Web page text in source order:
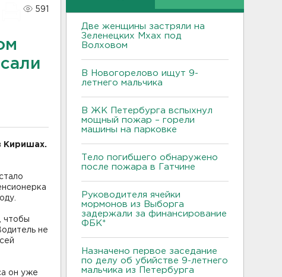
591
Киришах.
чтобы
не
он уже
Две женщины застряли на
Зеленецких Мхах под
Волховом
В Новогорелово ищут 9-
летнего мальчика
В ЖК Петербурга вспыхнул
мощный пожар – горели
машины на парковке
Тело погибшего обнаружено
после пожара в Гатчине
Руководителя ячейки
мормонов из Выборга
задержали за финансирование
ФБК*
Назначено первое заседание
по делу об убийстве 9-летнего
мальчика из Петербурга